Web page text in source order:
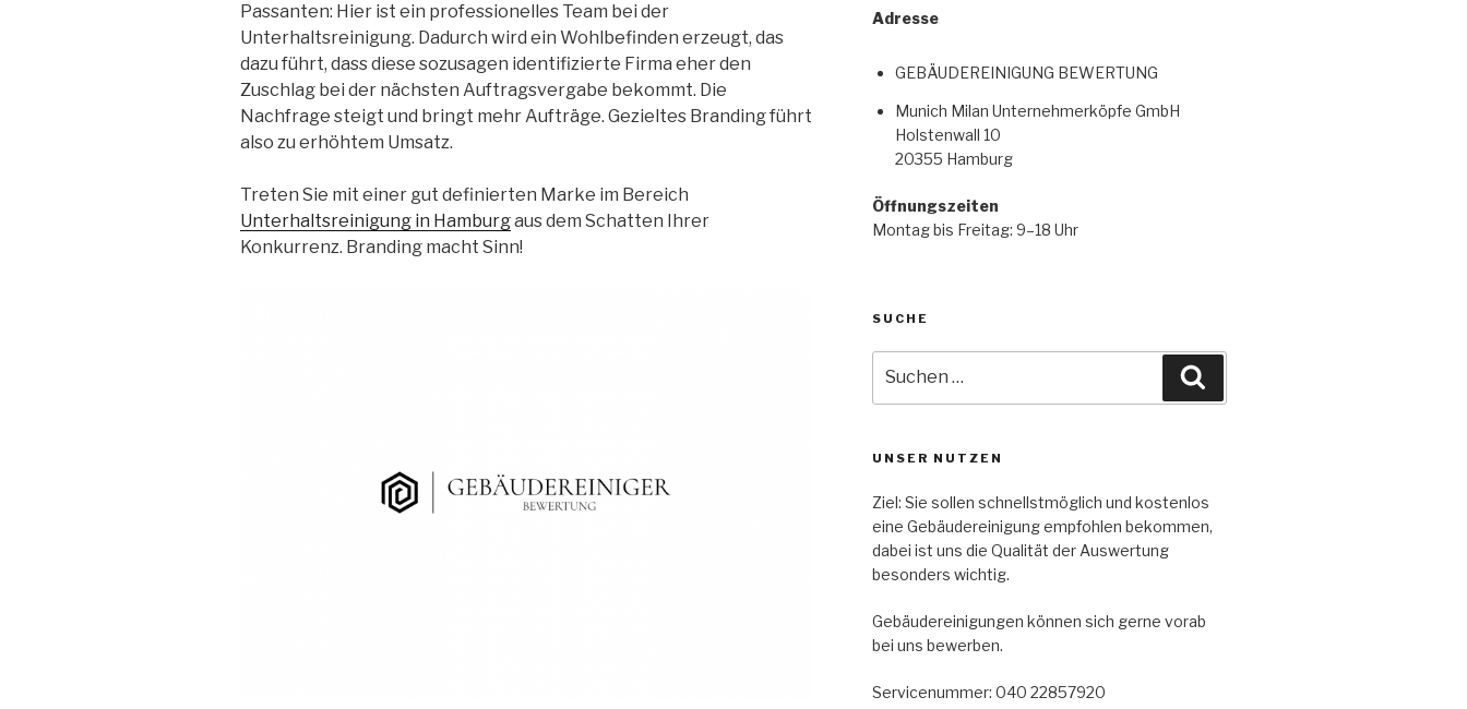
Passanten: Hier ist ein professionelles Team bei der
Unterhaltsreinigung. Dadurch wird ein Wohlbefinden erzeugt, das
dazu führt, dass diese sozusagen identifizierte Firma eher den
Zuschlag bei der nächsten Auftragsvergabe bekommt. Die
Nachfrage steigt und bringt mehr Aufträge. Gezieltes Branding führt
also zu erhöhtem Umsatz.
Treten Sie mit einer gut definierten Marke im Bereich
Unterhaltsreinigung in Hamburgaus dem Schatten Ihrer
Konkurrenz. Branding macht Sinn!
Adresse
GEBÄUDEREINIGUNG BEWERTUNG
Munich Milan Unternehmerköpfe GmbH
Holstenwall 10
20355 Hamburg
Öffnungszeiten
Montag bis Freitag: 9–18 Uhr
SUCHE
UNSER NUTZEN
Ziel: Sie sollen schnellstmöglich und kostenlos
eine Gebäudereinigung empfohlen bekommen,
dabei ist uns die Qualität der Auswertung
besonders wichtig.
Gebäudereinigungen können sich gerne vorab
bei uns bewerben.
Servicenummer: 040 22857920